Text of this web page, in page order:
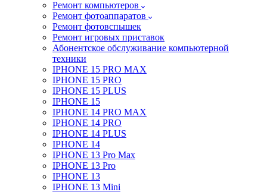
Ремонт компьютеров
Ремонт фотоаппаратов
Ремонт фотовспышек
Ремонт игровых приставок
Абонентское обслуживание компьютерной
техники
IPHONE 15 PRO MAX
IPHONE 15 PRO
IPHONE 15 PLUS
IPHONE 15
IPHONE 14 PRO MAX
IPHONE 14 PRO
IPHONE 14 PLUS
IPHONE 14
IPHONE 13 Pro Max
IPHONE 13 Pro
IPHONE 13
IPHONE 13 Mini